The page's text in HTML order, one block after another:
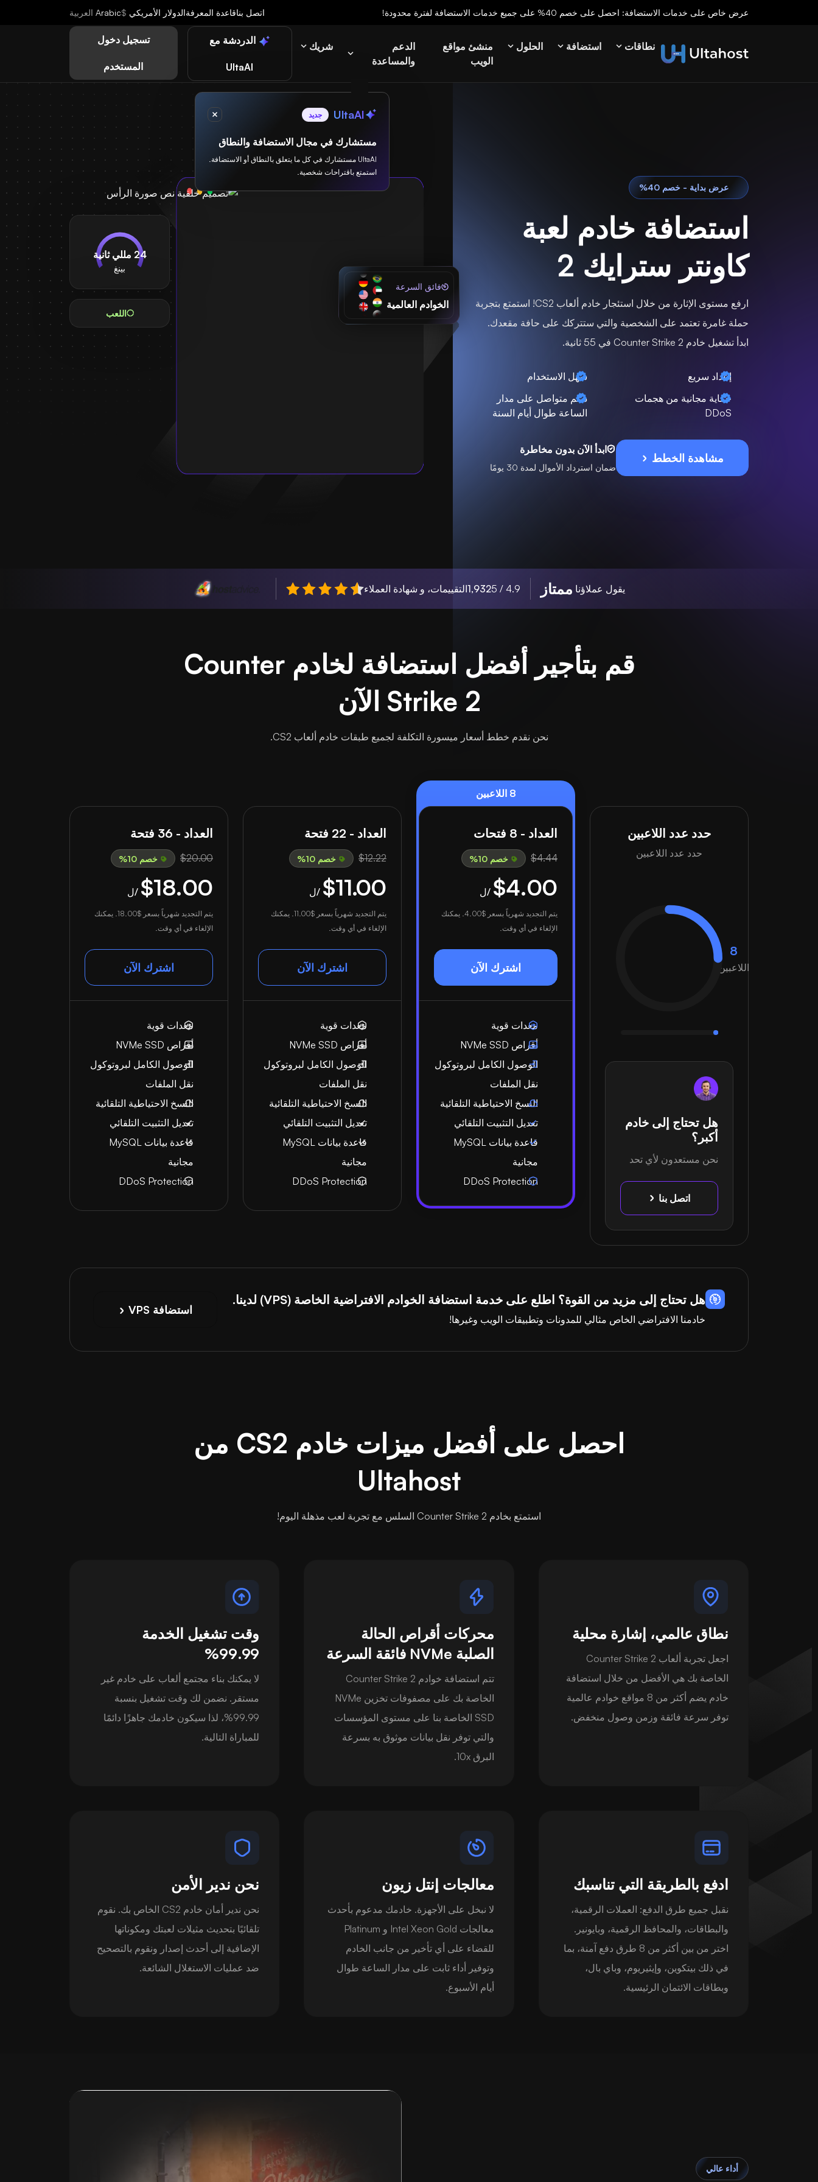
عرض خاص على خدمات الاستضافة: احصل على خصم 40% على جميع خدمات الاستضافة لفترة محدودة! اتصل بناقاعدة المعرفةالدولار الأمريكي $
Arabic العربية
نطاقات استضافة الحلول
منشئ مواقع
الويب
الدعم
والمساعدة
شريك الدردشة مع
UltaAI
UltaAI جديد
مستشارك في مجال الاستضافة والنطاق
UltaAI مستشارك في كل ما يتعلق بالنطاق أو الاستضافة.
استمتع باقتراحات شخصية.
تسجيل دخول
المستخدم
عرض بداية - خصم 40%
استضافة خادم لعبة
كاونتر سترايك 2
ارفع مستوى الإثارة من خلال استئجار خادم ألعاب CS2! استمتع بتجربة
حملة غامرة تعتمد على الشخصية والتي ستتركك على حافة مقعدك.
ابدأ تشغيل خادم Counter Strike 2 في 55 ثانية.
إعداد سريع
سهل الاستخدام
حماية مجانية من هجمات
DDoS
دعم متواصل على مدار
الساعة طوال أيام السنة
مشاهدة الخطط
ابدأ الآن بدون مخاطرة
ضمان استرداد الأموال لمدة 30 يومًا
فائق السرعة
الخوادم العالمية
24 مللي ثانية
بينغ
اللعب
يقول عملاؤنا ممتاز 4.9 / 5
1,932التقييمات، و شهادة العملاء
قم بتأجير أفضل استضافة لخادم Counter
Strike 2 الآن
نحن نقدم خطط أسعار ميسورة التكلفة لجميع طبقات خادم ألعاب CS2.
حدد عدد اللاعبين
حدد عدد اللاعبين
8
اللاعبين
هل تحتاج إلى خادم
أكبر؟
نحن مستعدون لأي تحد
اتصل بنا
8 اللاعبين
العداد - 8 فتحات
$4.44 خصم 10%
$4.00 /ل
يتم التجديد شهرياً بسعر $4.00
. يمكنك
الإلغاء في أي وقت.
اشترك الآن
معدات قوية
أقراص NVMe SSD
الوصول الكامل لبروتوكول
نقل الملفات
النسخ الاحتياطية التلقائية
تعديل التثبيت التلقائي
قاعدة بيانات MySQL
مجانية
DDoS Protection
العداد - 22 فتحة
$12.22 خصم 10%
$11.00 /ل
يتم التجديد شهرياً بسعر $11.00
. يمكنك
الإلغاء في أي وقت.
اشترك الآن
معدات قوية
أقراص NVMe SSD
الوصول الكامل لبروتوكول
نقل الملفات
النسخ الاحتياطية التلقائية
تعديل التثبيت التلقائي
قاعدة بيانات MySQL
مجانية
DDoS Protection
العداد - 36 فتحة
$20.00 خصم 10%
$18.00 /ل
يتم التجديد شهرياً بسعر $18.00
. يمكنك
الإلغاء في أي وقت.
اشترك الآن
معدات قوية
أقراص NVMe SSD
الوصول الكامل لبروتوكول
نقل الملفات
النسخ الاحتياطية التلقائية
تعديل التثبيت التلقائي
قاعدة بيانات MySQL
مجانية
DDoS Protection
هل تحتاج إلى مزيد من القوة؟ اطلع على خدمة استضافة الخوادم الافتراضية الخاصة (VPS) لدينا.
خادمنا الافتراضي الخاص مثالي للمدونات وتطبيقات الويب وغيرها!
استضافة VPS
احصل على أفضل ميزات خادم CS2 من
Ultahost
استمتع بخادم Counter Strike 2 السلس مع تجربة لعب مذهلة اليوم!
نطاق عالمي، إشارة محلية
اجعل تجربة ألعاب Counter Strike 2
الخاصة بك هي الأفضل من خلال استضافة
خادم يضم أكثر من 8 مواقع خوادم عالمية
توفر سرعة فائقة وزمن وصول منخفض.
محركات أقراص الحالة
الصلبة NVMe فائقة السرعة
تتم استضافة خوادم Counter Strike 2
الخاصة بك على مصفوفات تخزين NVMe
SSD الخاصة بنا على مستوى المؤسسات
والتي توفر نقل بيانات موثوق به بسرعة
البرق 10x.
وقت تشغيل الخدمة
99.99%
لا يمكنك بناء مجتمع ألعاب على خادم غير
مستقر. نضمن لك وقت تشغيل بنسبة
99.99%، لذا سيكون خادمك جاهزًا دائمًا
للمباراة التالية.
ادفع بالطريقة التي تناسبك
نقبل جميع طرق الدفع: العملات الرقمية،
والبطاقات، والمحافظ الرقمية، وبايونير.
اختر من بين أكثر من 8 طرق دفع آمنة، بما
في ذلك بيتكوين، وإيثيريوم، وباي بال،
وبطاقات الائتمان الرئيسية.
معالجات إنتل زيون
لا نبخل على الأجهزة. خادمك مدعوم بأحدث
معالجات Intel Xeon Gold و Platinum
للقضاء على أي تأخير من جانب الخادم
وتوفير أداء ثابت على مدار الساعة طوال
أيام الأسبوع.
نحن ندير الأمن
نحن ندير أمان خادم CS2 الخاص بك. نقوم
تلقائيًا بتحديث مثيلات لعبتك ومكوناتها
الإضافية إلى أحدث إصدار ونقوم بالتصحيح
ضد عمليات الاستغلال الشائعة.
أداء عالي